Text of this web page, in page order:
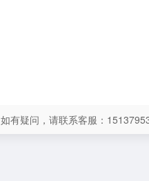
如有疑问，请联系客服：